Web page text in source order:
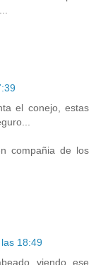
el conejo, estas
compañia de los
18:49
viendo ese